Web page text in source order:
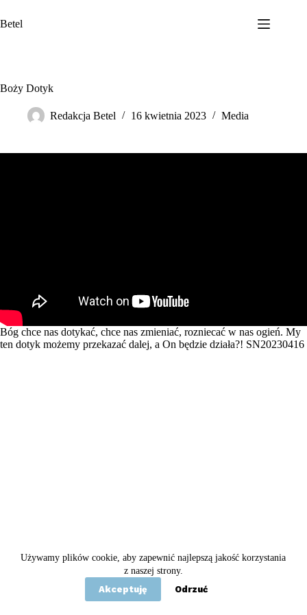
do
treści
Używamy plików cookie, aby zapewnić najlepszą jakość korzystania
z naszej strony.
Akceptuję
Odrzuć
Betel
Boży Dotyk
Redakcja Betel 16 kwietnia 2023 Media
Bóg chce nas dotykać, chce nas zmieniać, rozniecać w nas ogień. My
ten dotyk możemy przekazać dalej, a On będzie działa?! SN20230416
Copyright © 2020 - 2026 Betel